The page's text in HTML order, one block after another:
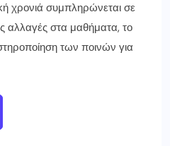
χρονιά συμπληρώνεται σε
αλλαγές στα μαθήματα, το
των ποινών για